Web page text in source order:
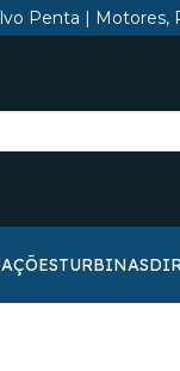
Penta |
TURBINAS